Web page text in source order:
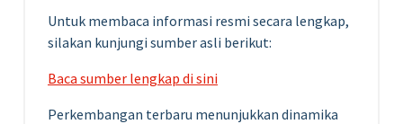
Untuk membaca informasi resmi secara lengkap,
silakan kunjungi sumber asli berikut:
Baca sumber lengkap di sini
Perkembangan terbaru menunjukkan dinamika